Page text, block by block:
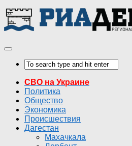
СВО на Украине
Политика
Общество
Экономика
Происшествия
Дагестан
Махачкала